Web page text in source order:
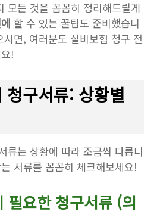
모든 것을 꼼꼼히 정리해드릴게
할 수 있는 꿀팁도 준비했습니
면, 여러분도 실비보험 청구 전
!
청구서류: 상황별
류는 상황에 따라 조금씩 다릅니
서류를 꼼꼼히 체크해보세요!
필요한 청구서류 (의